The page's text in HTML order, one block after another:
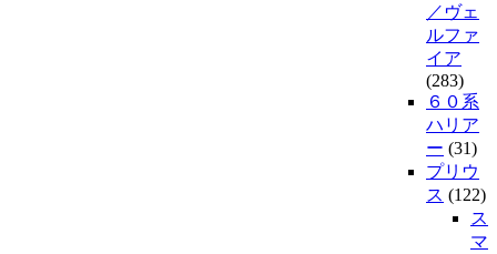
／ヴェ
ルファ
イア
(283)
６０系
ハリア
ー (31)
プリウ
ス (122)
ス
マ